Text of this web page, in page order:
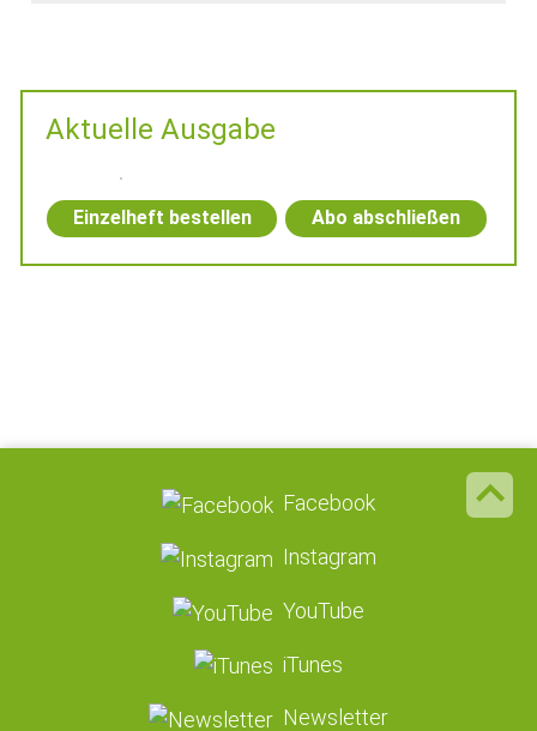
Aktuelle Ausgabe
Einzelheft bestellen Abo abschließen
Facebook
Instagram
YouTube
iTunes
Newsletter